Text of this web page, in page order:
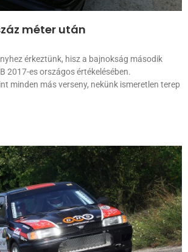
méter után
érkeztünk, hisz a bajnokság második
2017-es országos értékelésében.
minden más verseny, nekünk ismeretlen terep